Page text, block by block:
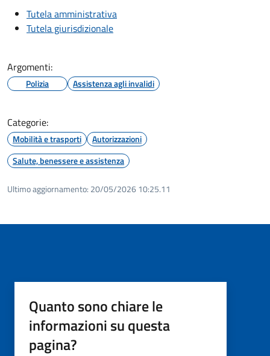
Tutela amministrativa
Tutela giurisdizionale
Argomenti:
Polizia Assistenza agli invalidi
Categorie:
Mobilità e trasporti
Autorizzazioni
Salute, benessere e assistenza
Ultimo aggiornamento: 20/05/2026 10:25.11
Quanto sono chiare le
informazioni su questa
pagina?